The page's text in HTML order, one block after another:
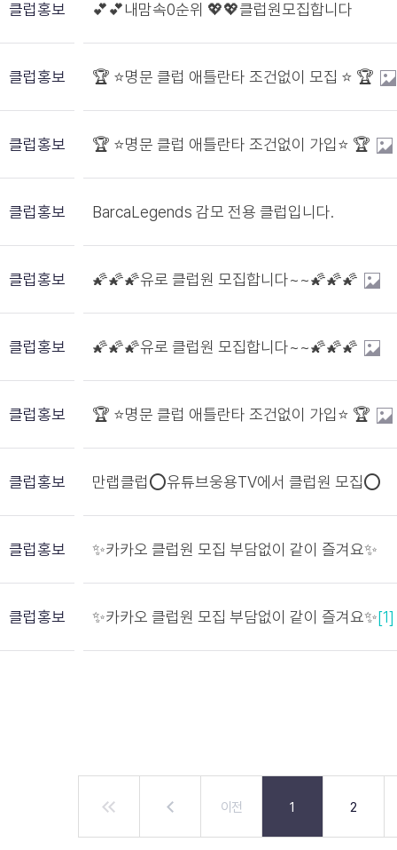
클럽홍보 💕💕내맘속0순위 💖💖클럽원모집합니다
클럽홍보 🏆 ⭐️명문 클럽 애틀란타 조건없이 모집 ⭐️ 🏆
클럽홍보 🏆 ⭐️명문 클럽 애틀란타 조건없이 가입⭐️ 🏆
클럽홍보 BarcaLegends 감모 전용 클럽입니다.
클럽홍보 🌠🌠🌠유로 클럽원 모집합니다~~🌠🌠🌠
클럽홍보 🌠🌠🌠유로 클럽원 모집합니다~~🌠🌠🌠
클럽홍보 🏆 ⭐️명문 클럽 애틀란타 조건없이 가입⭐️ 🏆
클럽홍보 만랩클럽⭕유튜브웅용TV에서 클럽원 모집⭕
클럽홍보 ✨카카오 클럽원 모집 부담없이 같이 즐겨요✨
클럽홍보 ✨카카오 클럽원 모집 부담없이 같이 즐겨요✨[1]
이전 1 2